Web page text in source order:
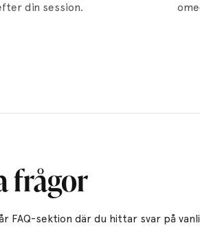
din session.
frågor
FAQ-sektion där du hittar svar på